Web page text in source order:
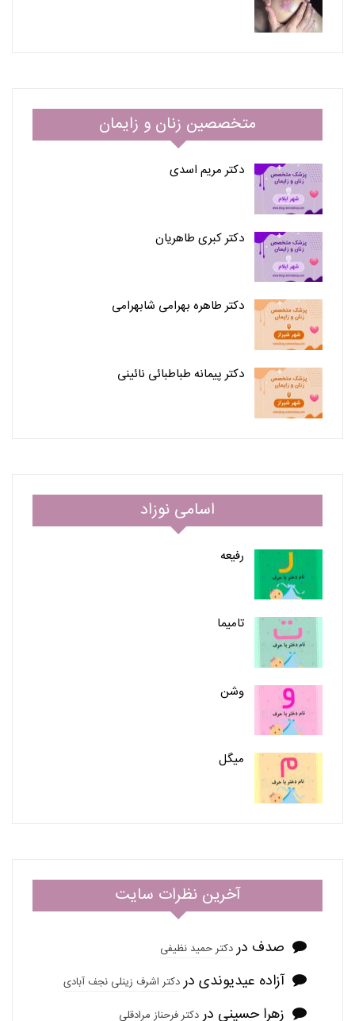
متخصصین زنان و زایمان
دکتر مریم اسدی
دکتر کبری طاهریان
دکتر طاهره بهرامی شابهرامی
دکتر پیمانه طباطبائی نائینی
اسامی نوزاد
رفیعه
تامیما
وشن
میگل
آخرین نظرات سایت
صدف دردکتر حمید نظیفی
آزاده عیدیوندی دردکتر اشرف زینلی نجف آبادی
زهرا حسینی دردکتر فرحناز مرادقلی